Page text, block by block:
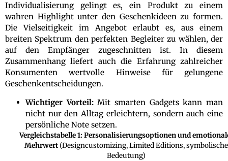
Individualisierung gelingt es, ein Produkt zu einem
wahren Highlight unter den Geschenkideen zu formen.
Die Vielseitigkeit im Angebot erlaubt es, aus einem
breiten Spektrum den perfekten Begleiter zu wählen, der
auf den Empfänger zugeschnitten ist. In diesem
Zusammenhang liefert auch die Erfahrung zahlreicher
Konsumenten wertvolle Hinweise für gelungene
Geschenkentscheidungen.
Wichtiger Vorteil:Mit smarten Gadgets kann man
nicht nur den Alltag erleichtern, sondern auch eine
persönliche Note setzen.
Vergleichstabelle 1: Personalisierungsoptionen und
Mehrwert(Designcustomizing, Limited Editions, symbolische
Bedeutung)